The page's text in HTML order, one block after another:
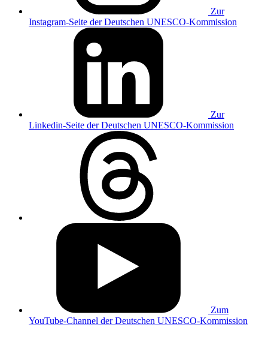
Zur
Instagram-Seite der Deutschen UNESCO-Kommission
Zur
Linkedin-Seite der Deutschen UNESCO-Kommission
Zum
YouTube-Channel der Deutschen UNESCO-Kommission